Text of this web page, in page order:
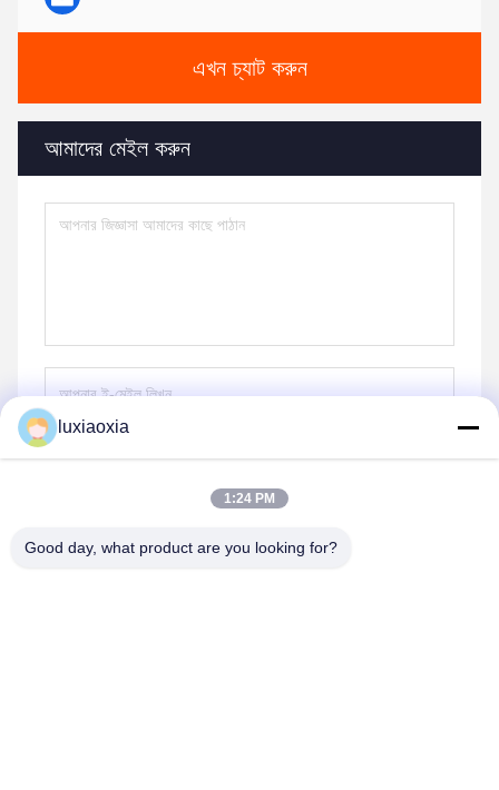
এখন চ্যাট করুন
আমাদের মেইল ​​করুন
পাঠান
luxiaoxia
1:24 PM
Good day, what product are you looking for?